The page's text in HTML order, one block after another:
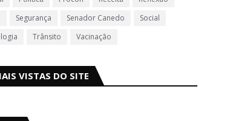
Segurança Senador Canedo
Social
Trânsito Vacinação
VISTAS DO SITE